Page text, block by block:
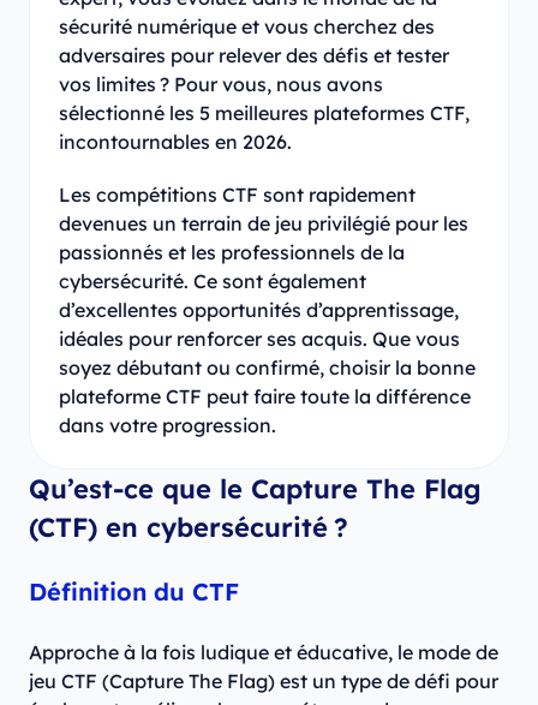
sécurité numérique et vous cherchez des
adversaires pour relever des défis et tester
vos limites ? Pour vous, nous avons
sélectionné les 5 meilleures plateformes CTF,
incontournables en 2026.
Les compétitions CTF sont rapidement
devenues un terrain de jeu privilégié pour les
passionnés et les professionnels de la
cybersécurité. Ce sont également
d’excellentes opportunités d’apprentissage,
idéales pour renforcer ses acquis. Que vous
soyez débutant ou confirmé, choisir la bonne
plateforme CTF peut faire toute la différence
dans votre progression.
Qu’est-ce que le Capture The Flag
(CTF) en cybersécurité ?
Définition du CTF
Approche à la fois ludique et éducative, le mode de
jeu CTF (Capture The Flag) est un type de défi pour